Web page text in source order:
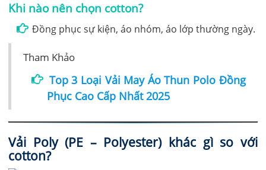
Khi nào nên chọn cotton?
Đồng phục sự kiện, áo nhóm, áo lớp thường ngày.
Tham Khảo
Top 3 Loại Vải May Áo Thun Polo Đồng
Phục Cao Cấp Nhất 2025
Vải Poly (PE – Polyester) khác gì so với
cotton?